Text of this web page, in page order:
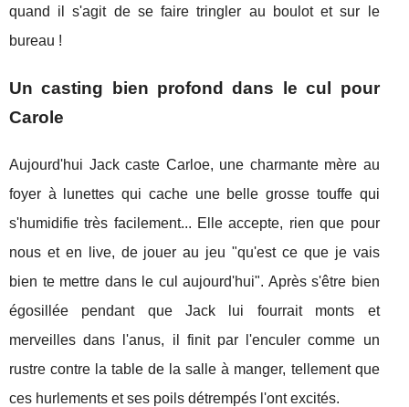
quand il s'agit de se faire tringler au boulot et sur le
bureau !
Un casting bien profond dans le cul pour
Carole
Aujourd'hui Jack caste Carloe, une charmante mère au
foyer à lunettes qui cache une belle grosse touffe qui
s'humidifie très facilement... Elle accepte, rien que pour
nous et en live, de jouer au jeu "qu'est ce que je vais
bien te mettre dans le cul aujourd'hui". Après s'être bien
égosillée pendant que Jack lui fourrait monts et
merveilles dans l'anus, il finit par l'enculer comme un
rustre contre la table de la salle à manger, tellement que
ces hurlements et ses poils détrempés l'ont excités.